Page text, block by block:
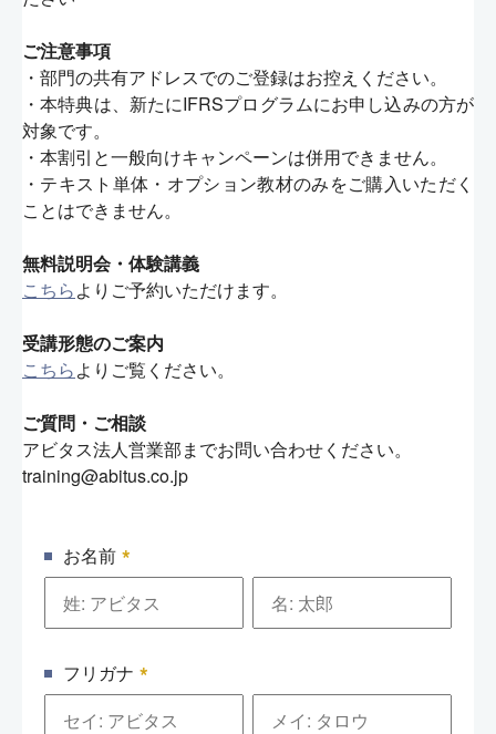
ご注意事項
・部門の共有アドレスでのご登録はお控えください。
・本特典は、新たにIFRSプログラムにお申し込みの方が
対象です。
・本割引と一般向けキャンペーンは併用できません。
・テキスト単体・オプション教材のみをご購入いただく
ことはできません。
無料説明会・体験講義
こちらよりご予約いただけます。
受講形態のご案内
こちらよりご覧ください。
ご質問・ご相談
アビタス法人営業部までお問い合わせください。
training@abitus.co.jp
お名前 *
フリガナ *